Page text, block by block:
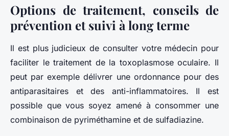
Options de traitement, conseils de
prévention et suivi à long terme
Il est plus judicieux de consulter votre médecin pour
faciliter le traitement de la toxoplasmose oculaire. Il
peut par exemple délivrer une ordonnance pour des
antiparasitaires et des anti-inflammatoires. Il est
possible que vous soyez amené à consommer une
combinaison de pyriméthamine et de sulfadiazine.